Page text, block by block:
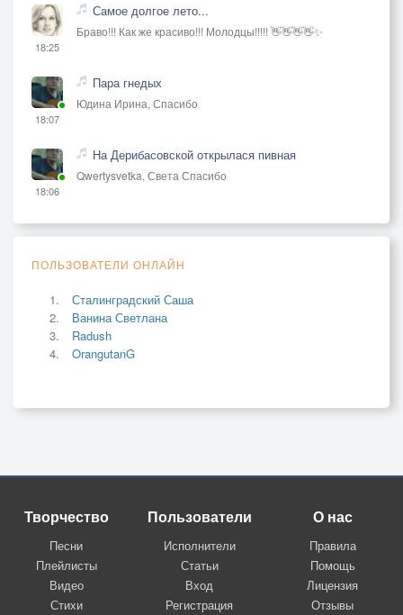
18:25
Самое долгое лето...
Браво!!! Как же красиво!!! Молодцы!!!!! 👋👋👋👋✨
18:07
Пара гнедых
Юдина Ирина, Спасибо
18:06
На Дерибасовской открылася пивная
Qwertysvetka, Света Спасибо
ПОЛЬЗОВАТЕЛИ ОНЛАЙН
Сталинградский Саша
Ванина Светлана
Radush
OrangutanG
Творчество
Песни
Плейлисты
Видео
Стихи
Пользователи
Исполнители
Статьи
Вход
Регистрация
О нас
Правила
Помощь
Лицензия
Отзывы